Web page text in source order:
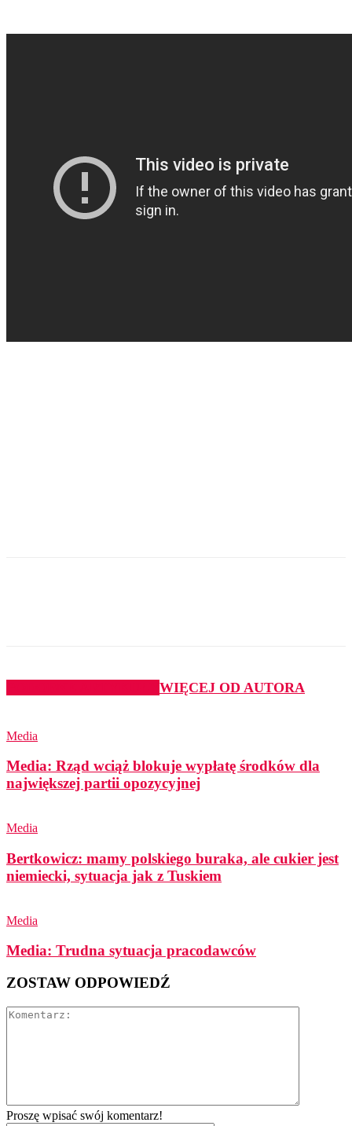
WIĘCEJ OD AUTORA
Media
Media: Rząd wciąż blokuje wypłatę środków dla
największej partii opozycyjnej
Media
Bertkowicz: mamy polskiego buraka, ale cukier jest
niemiecki, sytuacja jak z Tuskiem
Media
Media: Trudna sytuacja pracodawców
ZOSTAW ODPOWIEDŹ
Proszę wpisać swój komentarz!